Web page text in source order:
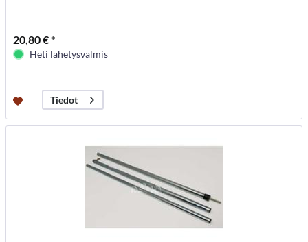
20,80 € *
Heti lähetysvalmis
Tiedot